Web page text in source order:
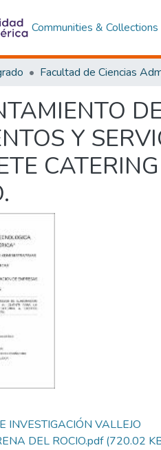
Communities & Collections
Y
INVESTIGACIÓN VALLEJO
DEL ROCIO.pdf(720.02